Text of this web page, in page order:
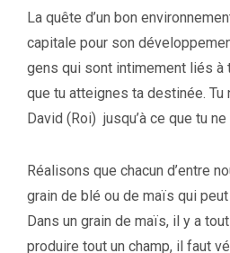
La quête d’un bon
capitale pour son
gens qui sont intimement liés à
que tu atteignes ta destinée. Tu
David (Roi) jusqu’à ce que tu ne
Réalisons que chacun d’entre
grain de blé ou de maïs qui
Dans un grain de maïs, il y a
produire tout un champ, il faut